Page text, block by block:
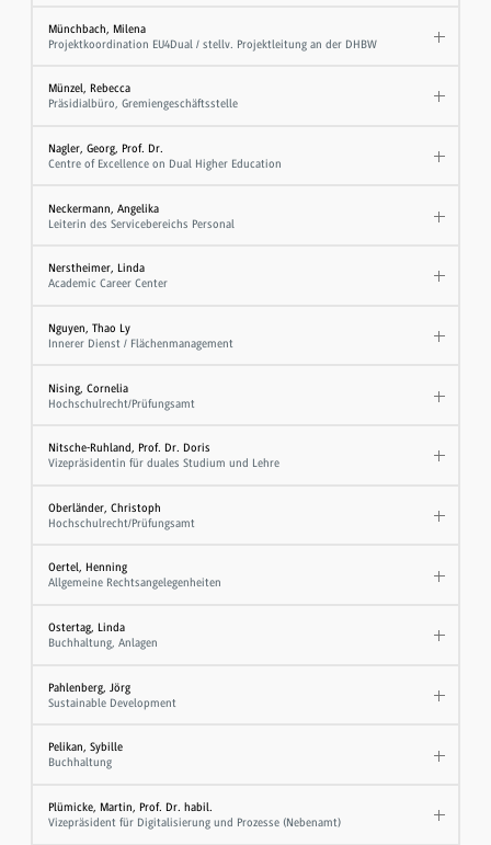
Münchbach, Milena
Projektkoordination EU4Dual / stellv. Projektleitung an der DHBW
Münzel, Rebecca
Präsidialbüro, Gremiengeschäftsstelle
Nagler, Georg, Prof. Dr.
Centre of Excellence on Dual Higher Education
Neckermann, Angelika
Leiterin des Servicebereichs Personal
Nerstheimer, Linda
Academic Career Center
Nguyen, Thao Ly
Innerer Dienst / Flächenmanagement
Nising, Cornelia
Hochschulrecht/Prüfungsamt
Nitsche-Ruhland, Prof. Dr. Doris
Vizepräsidentin für duales Studium und Lehre
Oberländer, Christoph
Hochschulrecht/Prüfungsamt
Oertel, Henning
Allgemeine Rechtsangelegenheiten
Ostertag, Linda
Buchhaltung, Anlagen
Pahlenberg, Jörg
Sustainable Development
Pelikan, Sybille
Buchhaltung
Plümicke, Martin, Prof. Dr. habil.
Vizepräsident für Digitalisierung und Prozesse (Nebenamt)